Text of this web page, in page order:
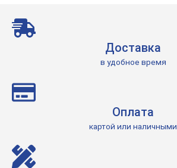
Доставка
в удобное время
Оплата
картой или наличными